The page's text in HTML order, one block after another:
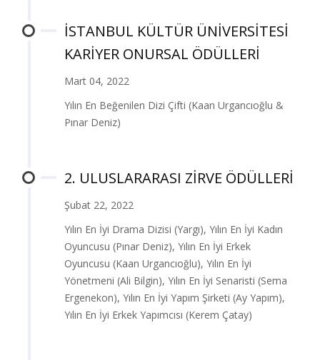
İSTANBUL KÜLTÜR ÜNİVERSİTESİ
KARİYER ONURSAL ÖDÜLLERİ
Mart 04, 2022
Yılın En Beğenilen Dizi Çifti (Kaan Urgancıoğlu &
Pınar Deniz)
2. ULUSLARARASI ZİRVE ÖDÜLLERİ
Şubat 22, 2022
Yılın En İyi Drama Dizisi (Yargı), Yılın En İyi Kadın
Oyuncusu (Pınar Deniz), Yılın En İyi Erkek
Oyuncusu (Kaan Urgancıoğlu), Yılın En İyi
Yönetmeni (Ali Bilgin), Yılın En İyi Senaristi (Sema
Ergenekon), Yılın En İyi Yapım Şirketi (Ay Yapım),
Yılın En İyi Erkek Yapımcısı (Kerem Çatay)